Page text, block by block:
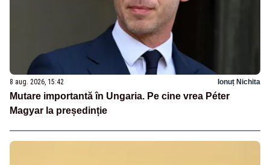
8 aug. 2026, 15:42 Ionuț Nichita
Mutare importantă în Ungaria. Pe cine vrea Péter
Magyar la președinție